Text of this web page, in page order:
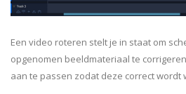
Een video roteren stelt je in staat om
opgenomen beeldmateriaal te
aan te passen zodat deze correct wordt